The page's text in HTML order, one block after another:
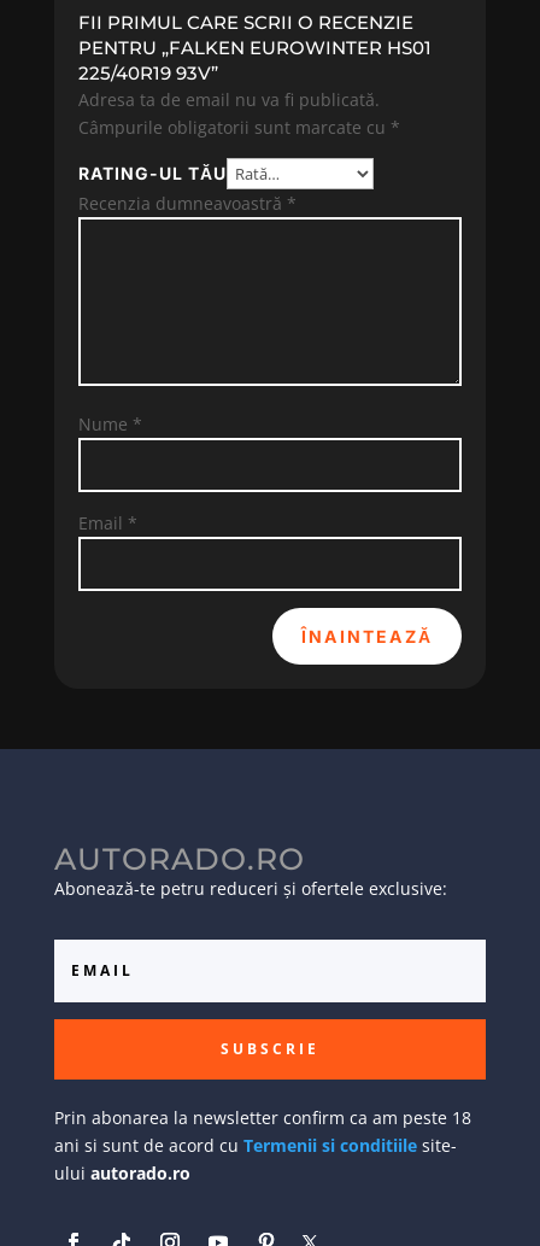
FII PRIMUL CARE SCRII O RECENZIE
PENTRU „FALKEN EUROWINTER HS01
225/40R19 93V”
Adresa ta de email nu va fi publicată.
Câmpurile obligatorii sunt marcate cu *
RATING-UL TĂU
Recenzia dumneavoastră *
Nume *
Email *
ÎNAINTEAZĂ
AUTORADO.RO
Abonează-te petru reduceri și ofertele exclusive:
SUBSCRIE
Prin abonarea la newsletter confirm ca am peste 18
ani si sunt de acord cu Termenii si conditiilesite-
ului autorado.ro